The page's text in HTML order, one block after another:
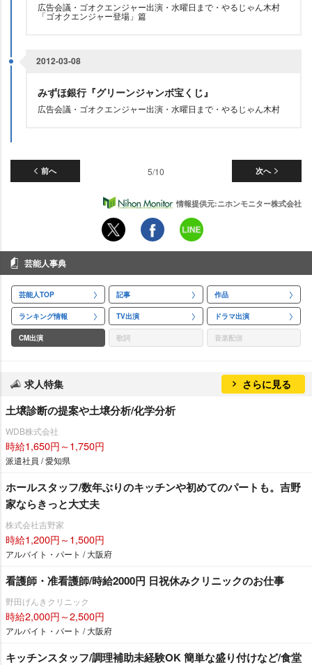
広告会議・ゴオクエンジャー出演・水曜日まで・やるじゃん木村
「ゴオクエンジャー登場」篇
2012-03-08
みずほ銀行『グリーンジャンボ宝くじ』
広告会議・ゴオクエンジャー出演・水曜日まで・やるじゃん木村
前へ 次へ
5/10
情報提供元:ニホンモニター株式会社
芸能人事典
芸能人TOP 記事 作品
ランキング情報 TV出演 ドラマ出演
CM出演 歌詞 音楽配信
求人特集 さらに見る
土壌診断の提案や土壌分析/化学分析
WDB株式会社
時給1,650円～1,750円
派遣社員 / 愛知県
ホールスタッフ/数年ぶりのキッチンや初めてのパートも。吉野
家ならきっと大丈夫
株式会社吉野家
時給1,200円～1,500円
アルバイト・パート / 大阪府
看護師・准看護師/時給2000円 日祝休みクリニックのお仕事
野田げんきクリニック
時給2,000円～2,500円
アルバイト・パート / 大阪府
キッチンスタッフ/調理補助未経験OK 簡単な盛り付けなど/食堂